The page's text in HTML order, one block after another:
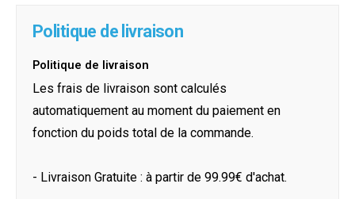
Politique de livraison
Politique de livraison
Les frais de livraison sont calculés
automatiquement au moment du paiement en
fonction du poids total de la commande.
- Livraison Gratuite : à partir de 99.99€ d'achat.